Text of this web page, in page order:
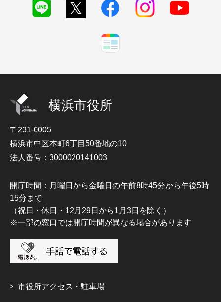
横浜市役所
〒231-0005
横浜市中区本町6丁目50番地の10
法人番号：3000020141003
開庁時間：月曜日から金曜日の午前8時45分から午後5時
15分まで
（祝日・休日・12月29日から1月3日を除く）
※一部の窓口では開庁時間が異なる場合があります
市役所アクセス・駐車場